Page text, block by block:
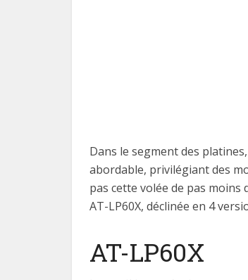
Dans le segment des
abordable, privilégiant des
pas cette volée de pas moins
AT-LP60X, déclinée en 4
AT-LP60X